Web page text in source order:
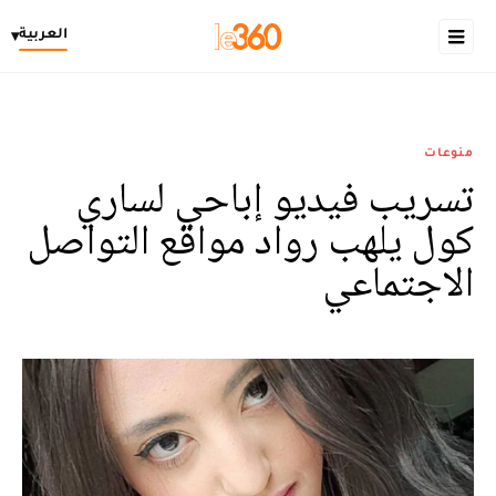
العربية▾
منوعات
تسريب فيديو إباحي لساري
كول يلهب رواد مواقع التواصل
الاجتماعي